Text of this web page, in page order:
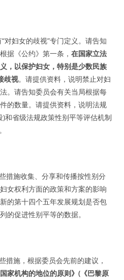
对妇女的歧视”专门定义。请告知
据《公约》第一条，在国家立法
，以保护妇女，特别是少数民族
歧视。请提供资料，说明禁止对妇
。请告知委员会有关当局根据每
的数量。请提供资料，说明法规
和省级法规政策性别平等评估机制
措施收集、分享和传播按性别分
女权利方面的政策和方案的影响
的第十四个五年发展规划是否包
的促进性别平等的数据。
措施，根据委员会先前的建议，
家机构的地位的原则》(《巴黎原